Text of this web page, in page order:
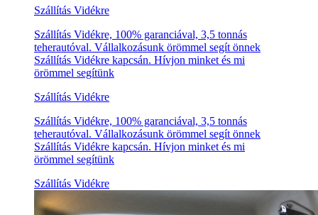
Szállítás Vidékre
Szállítás Vidékre, 100% garanciával, 3,5 tonnás
teherautóval. Vállalkozásunk örömmel segít önnek
Szállítás Vidékre kapcsán. Hívjon minket és mi
örömmel segítünk
Szállítás Vidékre
Szállítás Vidékre, 100% garanciával, 3,5 tonnás
teherautóval. Vállalkozásunk örömmel segít önnek
Szállítás Vidékre kapcsán. Hívjon minket és mi
örömmel segítünk
Szállítás Vidékre